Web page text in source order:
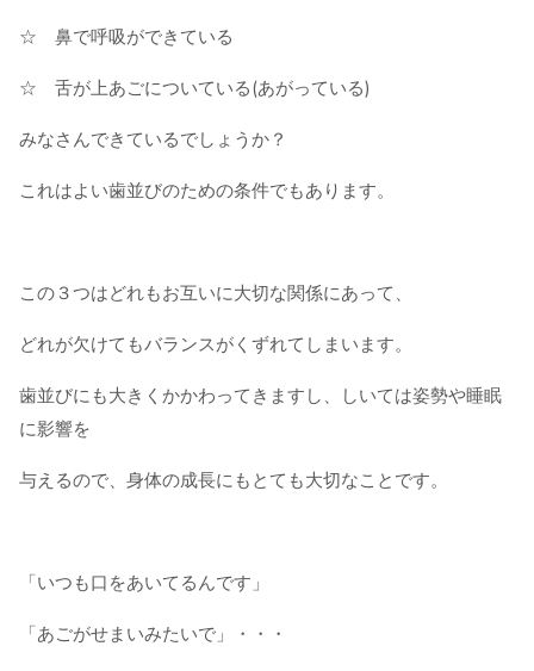
☆ 鼻で呼吸ができている
☆ 舌が上あごについている(あがっている)
みなさんできているでしょうか？
これはよい歯並びのための条件でもあります。
この３つはどれもお互いに大切な関係にあって、
どれが欠けてもバランスがくずれてしまいます。
歯並びにも大きくかかわってきますし、しいては姿勢や睡眠
に影響を
与えるので、身体の成長にもとても大切なことです。
「いつも口をあいてるんです」
「あごがせまいみたいで」・・・